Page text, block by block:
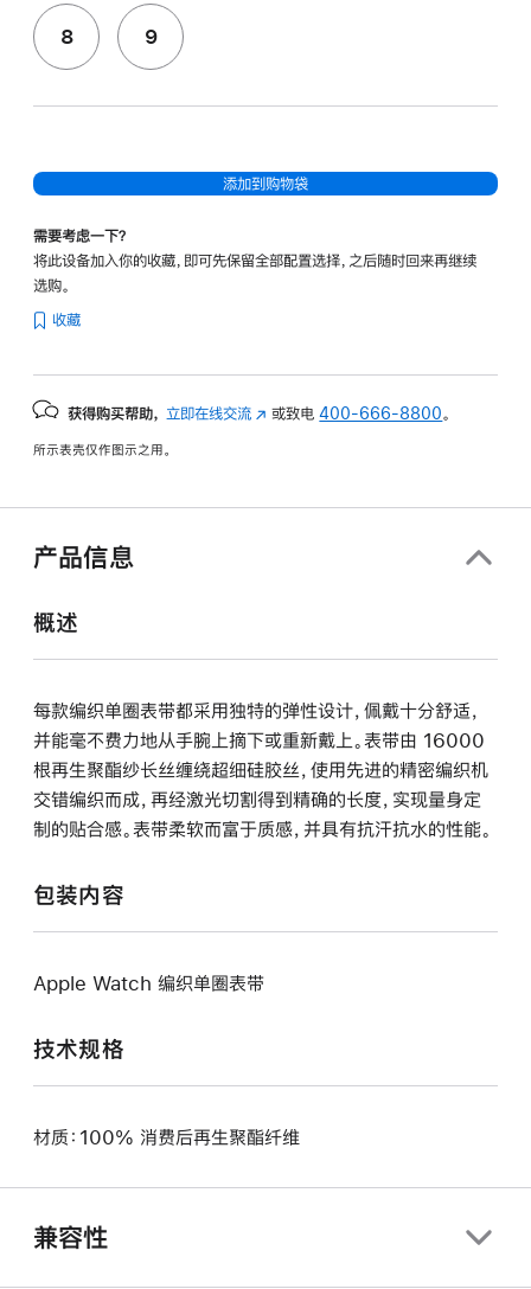
8 9
添加到购物袋
需要考虑一下？
将此设备加入你的收藏，即可先保留全部配置选择，之后随时回来再继续
选购。
收藏
获得购买帮助， 立即在线交流 (在
中
或致电400-666-8800 。
所示表壳仅作图示之用。
产品信息
概述
每款编织单圈表带都采用独特的弹性设计，佩戴十分舒适，
并能毫不费力地从手腕上摘下或重新戴上。表带由 16000
根再生聚酯纱长丝缠绕超细硅胶丝，使用先进的精密编织机
交错编织而成，再经激光切割得到精确的长度，实现量身定
制的贴合感。表带柔软而富于质感，并具有抗汗抗水的性能。
包装内容
Apple Watch 编织单圈表带
技术规格
材质：100% 消费后再生聚酯纤维
兼容性